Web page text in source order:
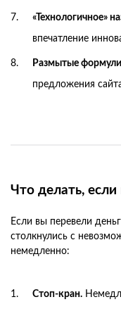
«Технологичное»
впечатление
Размытые
предложения
Что делать,
Если вы перевели
столкнулись с
немедленно:
Стоп-кран.